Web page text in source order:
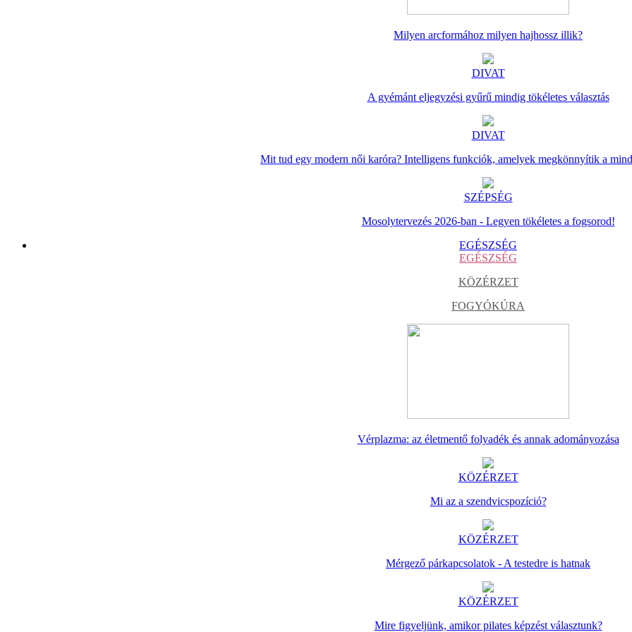
Milyen arcformához milyen hajhossz illik?
DIVAT
A gyémánt eljegyzési gyűrű mindig tökéletes választás
DIVAT
Mit tud egy modern női karóra? Intelligens funkciók, amelyek megkönnyítik a
SZÉPSÉG
Mosolytervezés 2026-ban - Legyen tökéletes a fogsorod!
EGÉSZSÉG
EGÉSZSÉG
KÖZÉRZET
FOGYÓKÚRA
Vérplazma: az életmentő folyadék és annak adományozása
KÖZÉRZET
Mi az a szendvicspozíció?
KÖZÉRZET
Mérgező párkapcsolatok - A testedre is hatnak
KÖZÉRZET
Mire figyeljünk, amikor pilates képzést választunk?